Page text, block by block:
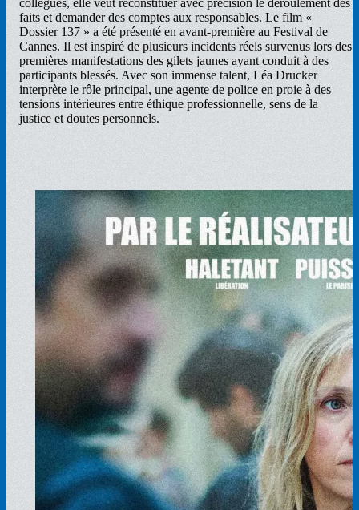
faits et demander des comptes aux responsables. Le film «
Dossier 137 » a été présenté en avant-première au Festival de
Cannes. Il est inspiré de plusieurs incidents réels survenus lors des
premières manifestations des gilets jaunes ayant conduit à des
participants blessés. Avec son immense talent, Léa Drucker
interprète le rôle principal, une agente de police en proie à des
tensions intérieures entre éthique professionnelle, sens de la
justice et doutes personnels.